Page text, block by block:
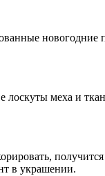
новогодние
меха и
в украшении.